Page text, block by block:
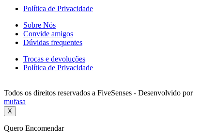
Política de Privacidade
Sobre Nós
Convide amigos
Dúvidas frequentes
Trocas e devoluções
Política de Privacidade
Todos os direitos reservados a FiveSenses - Desenvolvido por
mufasa
X
Quero Encomendar